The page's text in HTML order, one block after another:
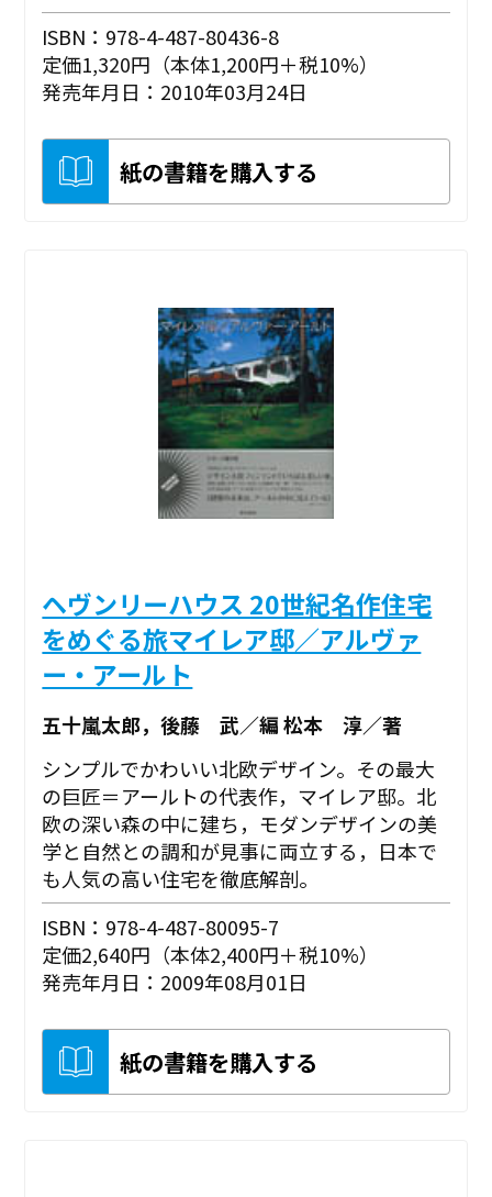
ISBN：978-4-487-80436-8
定価1,320円（本体1,200円＋税10%）
発売年月日：2010年03月24日
紙の書籍を購入する
ヘヴンリーハウス 20世紀名作住宅
をめぐる旅マイレア邸／アルヴァ
ー・アールト
五十嵐太郎，後藤 武／編 松本 淳／著
シンプルでかわいい北欧デザイン。その最大
の巨匠＝アールトの代表作，マイレア邸。北
欧の深い森の中に建ち，モダンデザインの美
学と自然との調和が見事に両立する，日本で
も人気の高い住宅を徹底解剖。
ISBN：978-4-487-80095-7
定価2,640円（本体2,400円＋税10%）
発売年月日：2009年08月01日
紙の書籍を購入する